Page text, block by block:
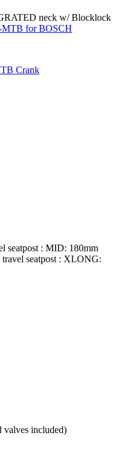
neck w/ Blocklock
MTB for BOSCH
Crank
seatpost : MID: 180mm
seatpost : XLONG:
valves included)